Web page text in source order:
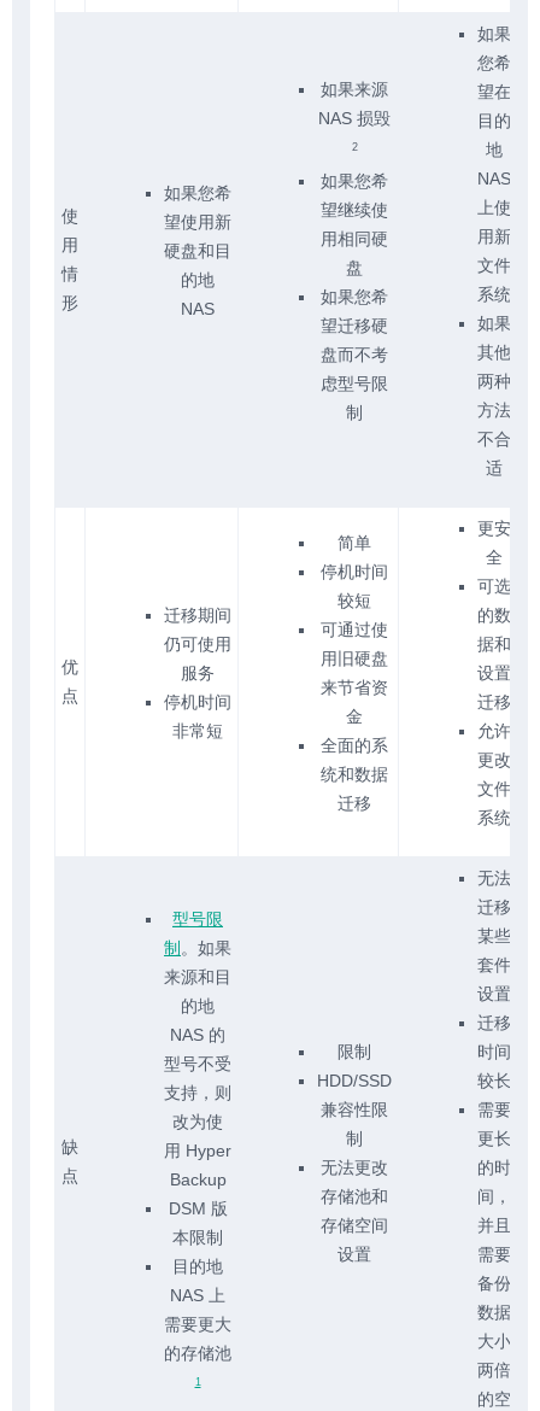
使
用
情
形
如果您希
望使用新
硬盘和目
的地
NAS
如果来源
NAS 损毁
2
如果您希
望继续使
用相同硬
盘
如果您希
望迁移硬
盘而不考
虑型号限
制
如果
您希
望在
目的
地
NAS
上使
用新
文件
系统
如果
其他
两种
方法
不合
适
优
点
迁移期间
仍可使用
服务
停机时间
非常短
简单
停机时间
较短
可通过使
用旧硬盘
来节省资
金
全面的系
统和数据
迁移
更安
全
可选
的数
据和
设置
迁移
允许
更改
文件
系统
缺
点
型号限
制 。如果
来源和目
的地
NAS 的
型号不受
支持，则
改为使
用 Hyper
Backup
DSM 版
本限制
目的地
NAS 上
需要更大
的存储池
1
限制
HDD/SSD
兼容性限
制
无法更改
存储池和
存储空间
设置
无法
迁移
某些
套件
设置
迁移
时间
较长
需要
更长
的时
间，
并且
需要
备份
数据
大小
两倍
的空